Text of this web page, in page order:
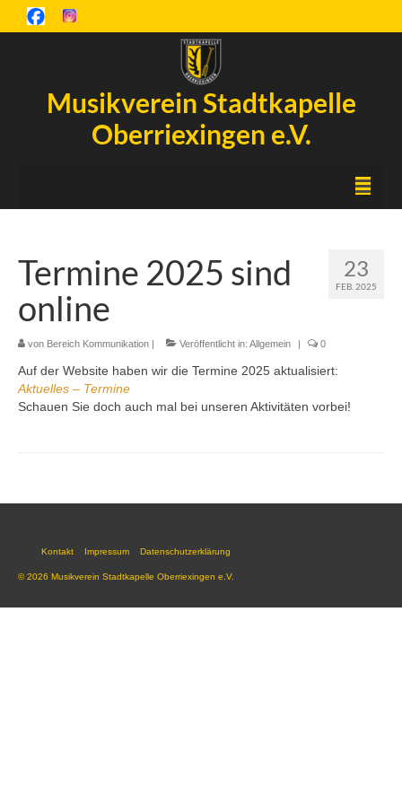
Musikverein Stadtkapelle
Oberriexingen e.V.
Inselfest
Aktuelles
Chronik
Orchester
23
FEB. 2025
Termine 2025 sind
online
von Bereich Kommunikation | Veröffentlicht in: Allgemein | 0
Auf der Website haben wir die Termine 2025 aktualisiert:
Aktuelles – Termine
Schauen Sie doch auch mal bei unseren Aktivitäten vorbei!
Kontakt Impressum Datenschutzerklärung
© 2026 Musikverein Stadtkapelle Oberriexingen e.V.